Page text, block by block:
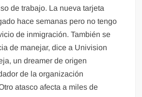
de trabajo. La nueva tarjeta
hace semanas pero no tengo
de inmigración. También se
de manejar, dice a Univision
un dreamer de origen
de la organización
atasco afecta a miles de